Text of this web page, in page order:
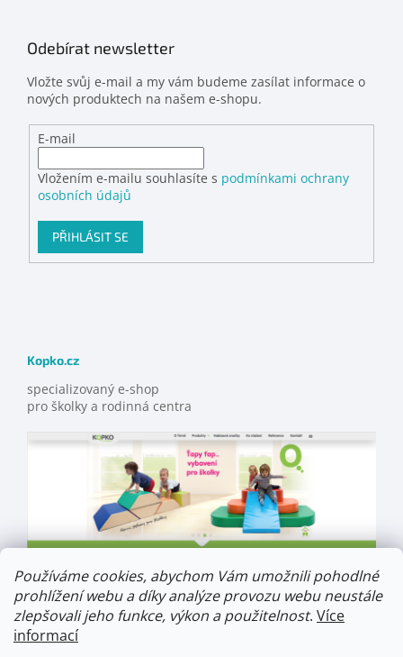
Používáme cookies, abychom Vám umožnili pohodlné
prohlížení webu a díky analýze provozu webu neustále
zlepšovali jeho funkce, výkon a použitelnost. Více
informací
Odebírat newsletter
Vložte svůj e-mail a my vám budeme zasílat informace o
nových produktech na našem e-shopu.
E-mail
Vložením e-mailu souhlasíte s podmínkami ochrany
osobních údajů
PŘIHLÁSIT SE
Kopko.cz
specializovaný e-shop
pro školky a rodinná centra